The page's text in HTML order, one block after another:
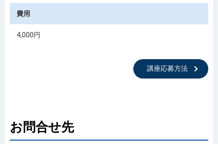
費用
4,000円
講座応募方法
お問合せ先